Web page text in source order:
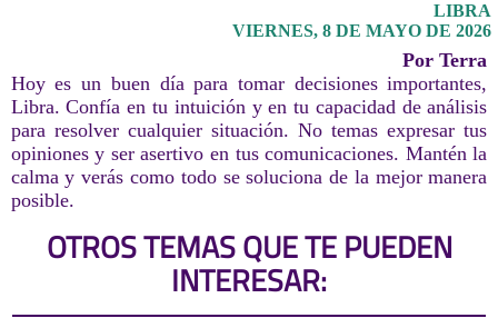
LIBRA
VIERNES, 8 DE MAYO DE 2026
Por Terra
Hoy es un buen día para tomar decisiones importantes,
Libra. Confía en tu intuición y en tu capacidad de análisis
para resolver cualquier situación. No temas expresar tus
opiniones y ser asertivo en tus comunicaciones. Mantén la
calma y verás como todo se soluciona de la mejor manera
posible.
OTROS TEMAS QUE TE PUEDEN
INTERESAR: